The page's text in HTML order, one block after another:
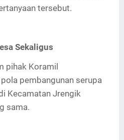
tersebut.
Sekaligus
pihak Koramil
pembangunan serupa
Kecamatan Jrengik
sama.